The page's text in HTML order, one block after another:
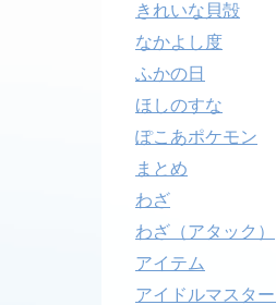
きれいな貝殻
なかよし度
ふかの日
ほしのすな
ぽこあポケモン
まとめ
わざ
わざ（アタック）
アイテム
アイドルマスタ